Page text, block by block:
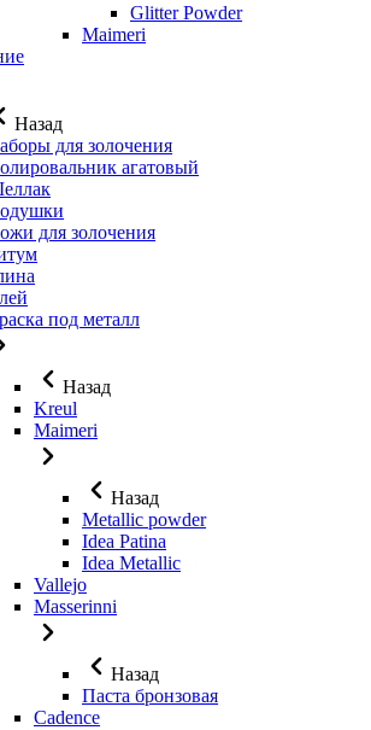
Glitter Powder
Maimeri
Назад
для золочения
агатовый
для золочения
под металл
Назад
Kreul
Maimeri
Назад
Metallic powder
Idea Patina
Idea Metallic
Vallejo
Masserinni
Назад
Паста бронзовая
Cadence